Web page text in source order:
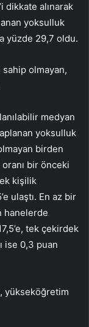
dikkate alınarak
yoksulluk
yüzde 29,7 oldu.
olmayan,
medyan
yoksulluk
birden
bir önceki
kişilik
ulaştı. En az bir
hanelerde
tek çekirdek
ise 0,3 puan
yükseköğretim